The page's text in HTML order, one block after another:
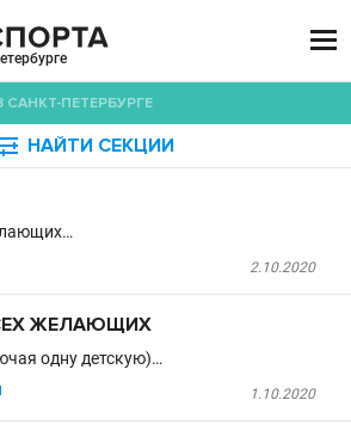

САНКТ-ПЕТЕРБУРГЕ
НАЙТИ СЕКЦИИ
2.10.2020
ЖЕЛАЮЩИХ
одну детскую)…
1.10.2020